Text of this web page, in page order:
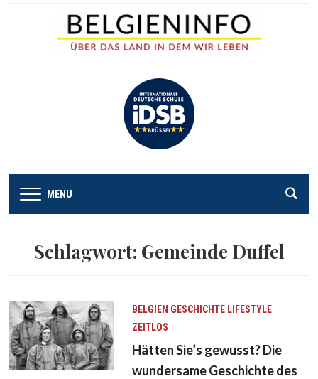
MENU
Schlagwort: Gemeinde Duffel
BELGIEN GESCHICHTE LIFESTYLE
ZEITLOS
Hätten Sie’s gewusst? Die
wundersame Geschichte des